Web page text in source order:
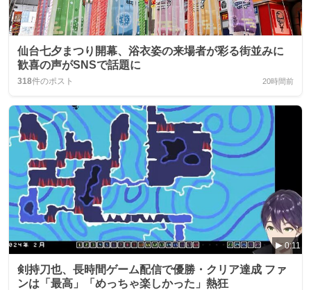
仙台七夕まつり開幕、浴衣姿の来場者が彩る街並みに
歓喜の声がSNSで話題に
318件のポスト 20時間前
0:11
剣持刀也、長時間ゲーム配信で優勝・クリア達成 ファ
ンは「最高」「めっちゃ楽しかった」熱狂